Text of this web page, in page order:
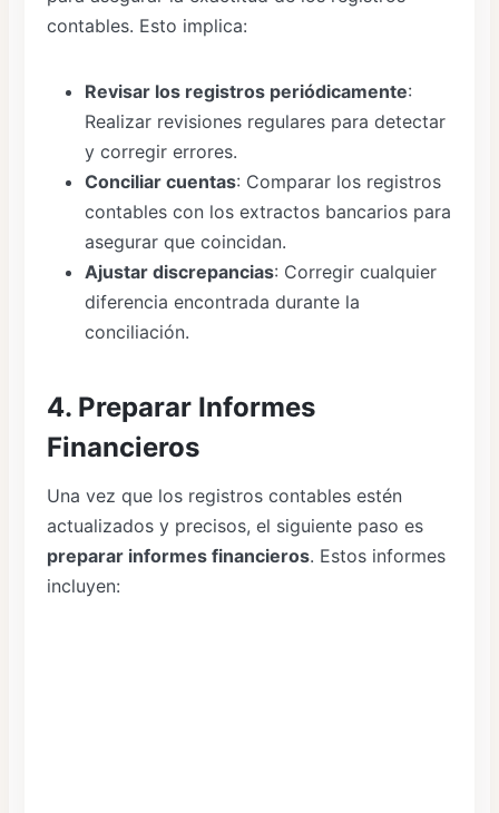
contables. Esto implica:
Revisar los registros periódicamente:
Realizar revisiones regulares para detectar
y corregir errores.
Conciliar cuentas: Comparar los registros
contables con los extractos bancarios para
asegurar que coincidan.
Ajustar discrepancias: Corregir cualquier
diferencia encontrada durante la
conciliación.
4. Preparar Informes
Financieros
Una vez que los registros contables estén
actualizados y precisos, el siguiente paso es
preparar informes financieros. Estos informes
incluyen: